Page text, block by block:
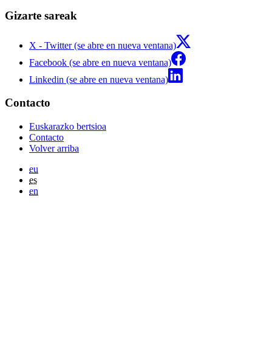
Gizarte sareak
X - Twitter (se abre en nueva ventana)
Facebook (se abre en nueva ventana)
Linkedin (se abre en nueva ventana)
Contacto
Euskarazko bertsioa
Contacto
Volver arriba
eu
es
en